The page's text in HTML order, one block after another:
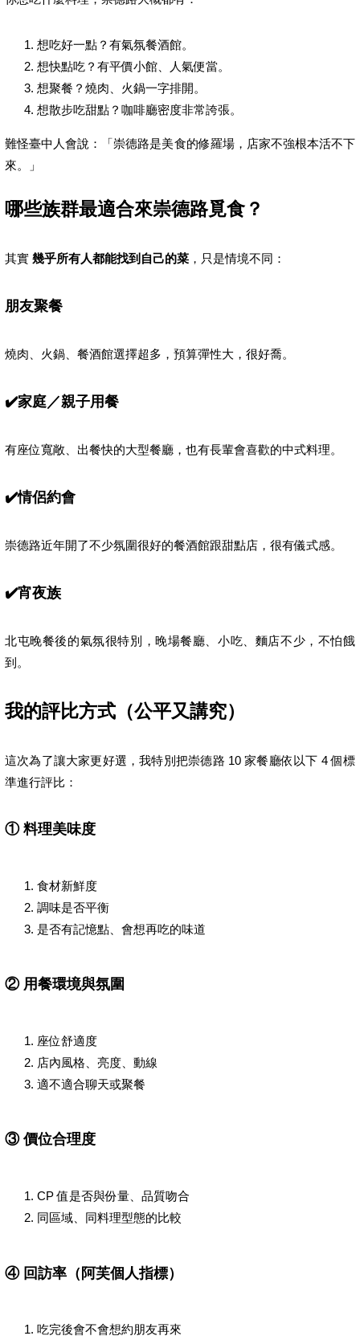
想吃好一點？有氣氛餐酒館。
想快點吃？有平價小館、人氣便當。
想聚餐？燒肉、火鍋一字排開。
想散步吃甜點？咖啡廳密度非常誇張。
難怪臺中人會說：「崇德路是美食的修羅場，店家不強根本活不下
來。」
哪些族群最適合來崇德路覓食？
其實 幾乎所有人都能找到自己的菜 ，只是情境不同：
朋友聚餐
燒肉、火鍋、餐酒館選擇超多，預算彈性大，很好喬。
✔️家庭／親子用餐
有座位寬敞、出餐快的大型餐廳，也有長輩會喜歡的中式料理。
✔️情侶約會
崇德路近年開了不少氛圍很好的餐酒館跟甜點店，很有儀式感。
✔️宵夜族
北屯晚餐後的氣氛很特別，晚場餐廳、小吃、麵店不少，不怕餓
到。
我的評比方式（公平又講究）
這次為了讓大家更好選，我特別把崇德路 10 家餐廳依以下 4 個標
準進行評比：
① 料理美味度
食材新鮮度
調味是否平衡
是否有記憶點、會想再吃的味道
② 用餐環境與氛圍
座位舒適度
店內風格、亮度、動線
適不適合聊天或聚餐
③ 價位合理度
CP 值是否與份量、品質吻合
同區域、同料理型態的比較
④ 回訪率（阿芙個人指標）
吃完後會不會想約朋友再來